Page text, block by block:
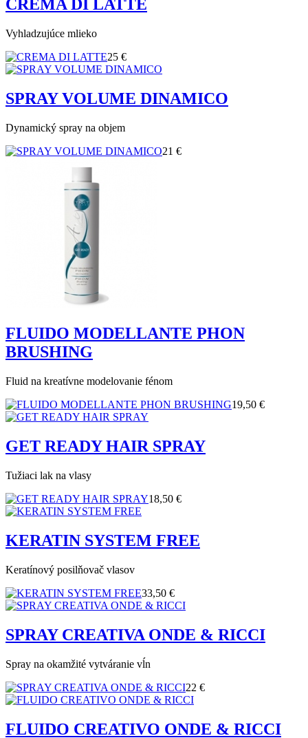
CREMA DI LATTE
Vyhladzujúce mlieko
25 €
SPRAY VOLUME DINAMICO
Dynamický spray na objem
21 €
FLUIDO MODELLANTE PHON
BRUSHING
Fluid na kreatívne modelovanie fénom
19,50 €
GET READY HAIR SPRAY
Tužiaci lak na vlasy
18,50 €
KERATIN SYSTEM FREE
Keratínový posilňovač vlasov
33,50 €
SPRAY CREATIVA ONDE & RICCI
Spray na okamžité vytváranie vĺn
22 €
FLUIDO CREATIVO ONDE & RICCI